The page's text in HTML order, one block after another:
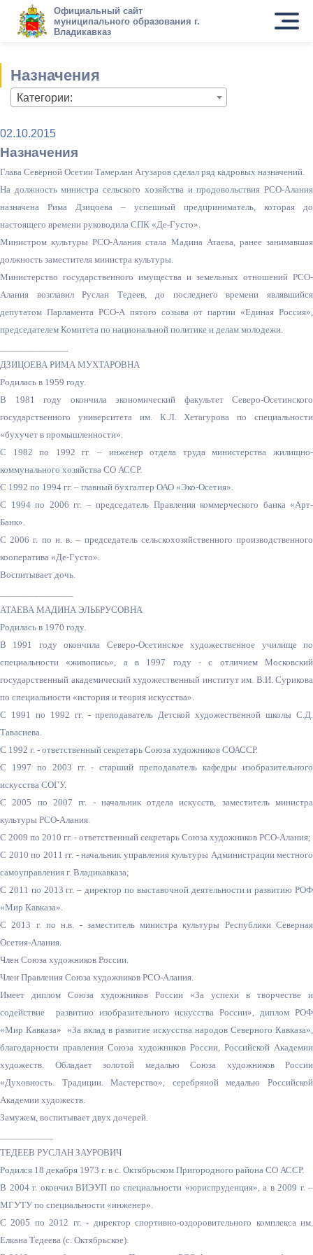
Официальный сайт
муниципального образования г.
Владикавказ
Назначения
Категории:
02.10.2015
Назначения
Глава Северной Осетии Тамерлан Агузаров сделал ряд кадровых назначений.
На должность министра сельского хозяйства и продовольствия РСО-Алания
назначена Рима Дзицоева – успешный предприниматель, которая до
настоящего времени руководила СПК «Де-Густо».
Министром культуры РСО-Алания стала Мадина Атаева, ранее занимавшая
должность заместителя министра культуры.
Министерство государственного имущества и земельных отношений РСО-
Алания возглавил Руслан Тедеев, до последнего времени являвшийся
депутатом Парламента РСО-А пятого созыва от партии «Единая Россия»,
председателем Комитета по национальной политике и делам молодежи.
ДЗИЦОЕВА РИМА МУХТАРОВНА
Родилась в 1959 году.
В 1981 году окончила экономический факультет Северо-Осетинского
государственного университета им. К.Л. Хетагурова по специальности
«бухучет в промышленности».
С 1982 по 1992 гг. – инженер отдела труда министерства жилищно-
коммунального хозяйства СО АССР.
С 1992 по 1994 гг. – главный бухгалтер ОАО «Эко-Осетия».
С 1994 по 2006 гг. – председатель Правления коммерческого банка «Арт-
Банк».
С 2006 г. по н. в. – председатель сельскохозяйственного производственного
кооператива «Де-Густо».
Воспитывает дочь.
АТАЕВА МАДИНА ЭЛЬБРУСОВНА
Родилась в 1970 году.
В 1991 году окончила Северо-Осетинское художественное училище по
специальности «живопись», а в 1997 году - с отличием Московский
государственный академический художественный институт им. В.И. Сурикова
по специальности «история и теория искусства».
С 1991 по 1992 гг. - преподаватель Детской художественной школы С.Д.
Тавасиева.
С 1992 г. - ответственный секретарь Союза художников СОАССР.
С 1997 по 2003 гг. - старший преподаватель кафедры изобразительного
искусства СОГУ.
С 2005 по 2007 гг. - начальник отдела искусств, заместитель министра
культуры РСО-Алания.
С 2009 по 2010 гг. - ответственный секретарь Союза художников РСО-Алания;
С 2010 по 2011 гг. - начальник управления культуры Администрации местного
самоуправления г. Владикавказа;
С 2011 по 2013 гг. – директор по выставочной деятельности и развитию РОФ
«Мир Кавказа».
С 2013 г. по н.в. - заместитель министра культуры Республики Северная
Осетия-Алания.
Член Союза художников России.
Член Правления Союза художников РСО-Алания.
Имеет диплом Союза художников России «За успехи в творчестве и
содействие развитию изобразительного искусства России», диплом РОФ
«Мир Кавказа» «За вклад в развитие искусства народов Северного Кавказа»,
благодарности правления Союза художников России, Российской Академии
художеств. Обладает золотой медалью Союза художников России
«Духовность. Традиции. Мастерство», серебряной медалью Российской
Академии художеств.
Замужем, воспитывает двух дочерей.
ТЕДЕЕВ РУСЛАН ЗАУРОВИЧ
Родился 18 декабря 1973 г. в с. Октябрьском Пригородного района СО АССР.
В 2004 г. окончил ВИЭУП по специальности «юриспруденция», а в 2009 г. –
МГУТУ по специальности «инженер».
С 2005 по 2012 гг. - директор спортивно-оздоровительного комплекса им.
Елкана Тедеева (с. Октябрьское).